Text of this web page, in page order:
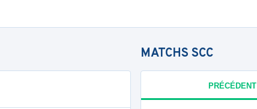
MATCHS SCC
PRÉCÉDENT